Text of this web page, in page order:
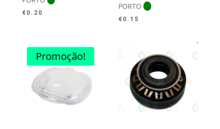
€ 0.20
PORTO
€ 0.15
Promoção!